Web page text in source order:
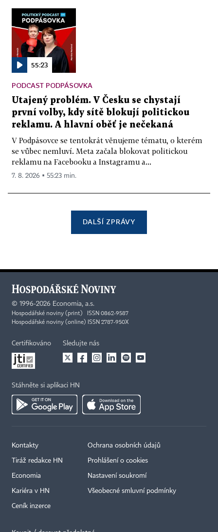
55:23
PODCAST PODPÁSOVKA
Utajený problém. V Česku se chystají
první volby, kdy sítě blokují politickou
reklamu. A hlavní oběť je nečekaná
V Podpásovce se tentokrát věnujeme tématu, o kterém
se vůbec nemluví. Meta začala blokovat politickou
reklamu na Facebooku a Instagramu a...
7. 8. 2026 ▪ 55:23 min.
DALŠÍ ZPRÁVY
© 1996-2026 Economia, a.s.
Hospodářské noviny (print) ISSN 0862-9587
Hospodářské noviny (online) ISSN 2787-950X
Certifikováno Sledujte nás
Stáhněte si aplikaci HN
Kontakty
Tiráž redakce HN
Economia
Kariéra v HN
Ceník inzerce
Ochrana osobních údajů
Prohlášení o cookies
Nastavení soukromí
Všeobecné smluvní podmínky